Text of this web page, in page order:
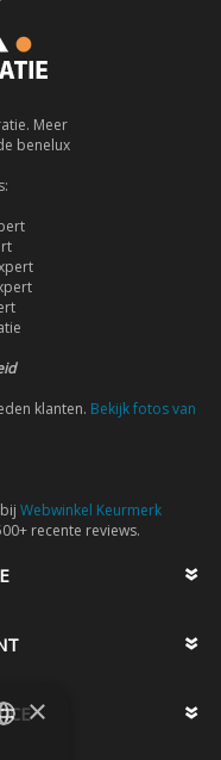
Meer
benelux
klanten. Bekijk fotos van
Webwinkel Keurmerk
recente reviews.
×